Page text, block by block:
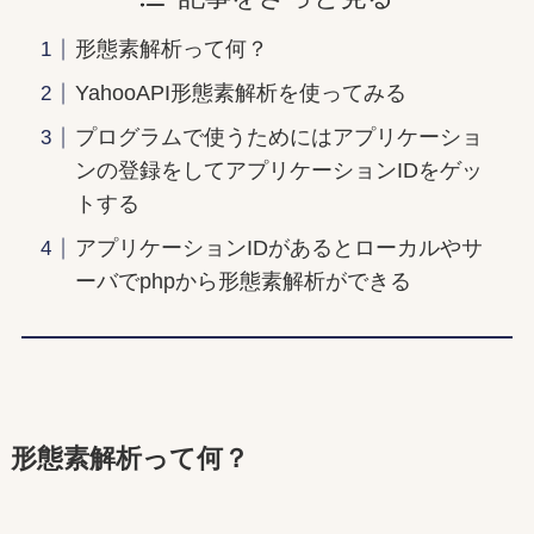
形態素解析って何？
YahooAPI形態素解析を使ってみる
プログラムで使うためにはアプリケーショ
ンの登録をしてアプリケーションIDをゲッ
トする
アプリケーションIDがあるとローカルやサ
ーバでphpから形態素解析ができる
形態素解析って何？